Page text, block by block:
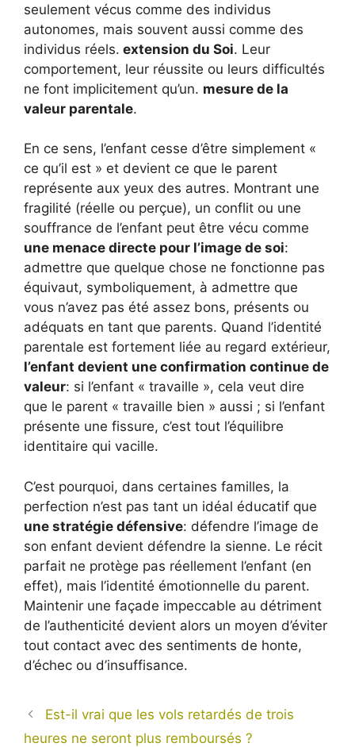
seulement vécus comme des individus
autonomes, mais souvent aussi comme des
individus réels. extension du Soi. Leur
comportement, leur réussite ou leurs difficultés
ne font implicitement qu’un. mesure de la
valeur parentale.
En ce sens, l’enfant cesse d’être simplement «
ce qu’il est » et devient ce que le parent
représente aux yeux des autres. Montrant une
fragilité (réelle ou perçue), un conflit ou une
souffrance de l’enfant peut être vécu comme
une menace directe pour l’image de soi:
admettre que quelque chose ne fonctionne pas
équivaut, symboliquement, à admettre que
vous n’avez pas été assez bons, présents ou
adéquats en tant que parents. Quand l’identité
parentale est fortement liée au regard extérieur,
l’enfant devient une confirmation continue de
valeur: si l’enfant « travaille », cela veut dire
que le parent « travaille bien » aussi ; si l’enfant
présente une fissure, c’est tout l’équilibre
identitaire qui vacille.
C’est pourquoi, dans certaines familles, la
perfection n’est pas tant un idéal éducatif que
une stratégie défensive: défendre l’image de
son enfant devient défendre la sienne. Le récit
parfait ne protège pas réellement l’enfant (en
effet), mais l’identité émotionnelle du parent.
Maintenir une façade impeccable au détriment
de l’authenticité devient alors un moyen d’éviter
tout contact avec des sentiments de honte,
d’échec ou d’insuffisance.
Est-il vrai que les vols retardés de trois
heures ne seront plus remboursés ?